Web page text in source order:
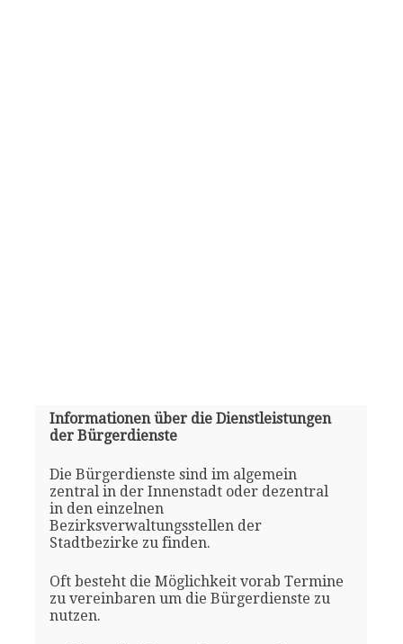
Informationen über die Dienstleistungen
der Bürgerdienste
Die Bürgerdienste sind im algemein
zentral in der Innenstadt oder dezentral
in den einzelnen
Bezirksverwaltungsstellen der
Stadtbezirke zu finden.
Oft besteht die Möglichkeit vorab Termine
zu vereinbaren um die Bürgerdienste zu
nutzen.